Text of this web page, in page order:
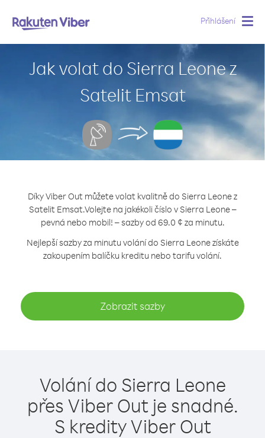
Přihlášení
Jak volat do Sierra Leone z
Satelit Emsat
Díky Viber Out můžete volat kvalitně do Sierra Leone z
Satelit Emsat.Volejte na jakékoli číslo v Sierra Leone –
pevná nebo mobil! – sazby od 69.0 ¢ za minutu.
Nejlepší sazby za minutu volání do Sierra Leone získáte
zakoupením balíčku kreditu nebo tarifu volání.
Zobrazit sazby
Volání do Sierra Leone
přes Viber Out je snadné.
S kredity Viber Out